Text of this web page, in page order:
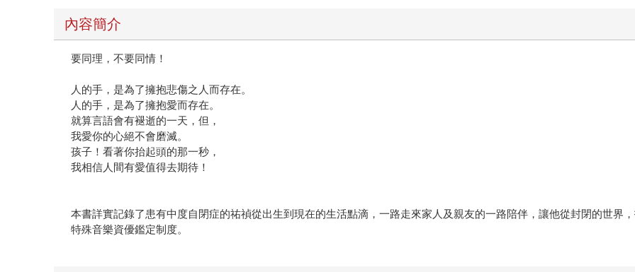
內容簡介
要同理，不要同情！
人的手，是為了擁抱悲傷之人而存在。
人的手，是為了擁抱愛而存在。
就算言語會有褪逝的一天，但，
我愛你的心絕不會磨滅。
孩子！看著你抬起頭的那一秒，
我相信人間有愛值得去期待！
本書詳實記錄了患有中度自閉症的祐禎從出生到現在的生活點滴，一路走來家人及親友的一路陪伴，讓他從封閉的世界
特殊音樂資優鑑定制度。